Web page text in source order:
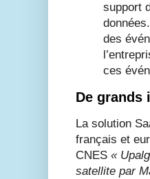
support
des
ces
De grands
La solution
français et
CNES «
satellite par